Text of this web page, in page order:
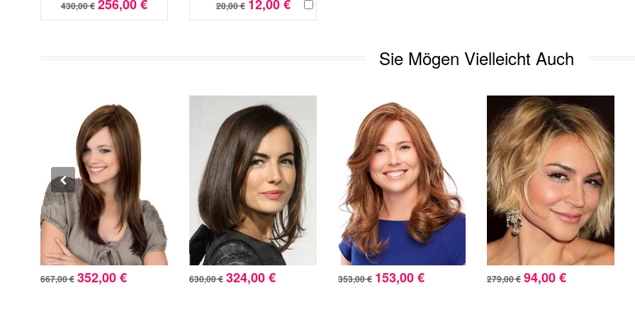
430,00 € 256,00 € 20,00 € 12,00 €
Sie Mögen Vielleicht Auch
667,00 € 352,00 € 630,00 € 324,00 € 353,00 € 153,00 € 279,00 € 94,00 €